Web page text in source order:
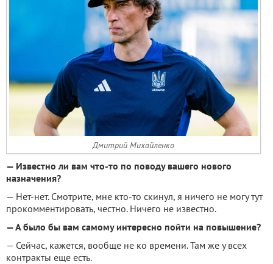
Дмитрий Михайленко
— Известно ли вам что-то по поводу вашего нового
назначения?
— Нет-нет. Смотрите, мне кто-то скинул, я ничего не могу тут
прокомментировать, честно. Ничего не известно.
— А было бы вам самому интересно пойти на повышение?
— Сейчас, кажется, вообще не ко времени. Там же у всех
контракты еще есть.